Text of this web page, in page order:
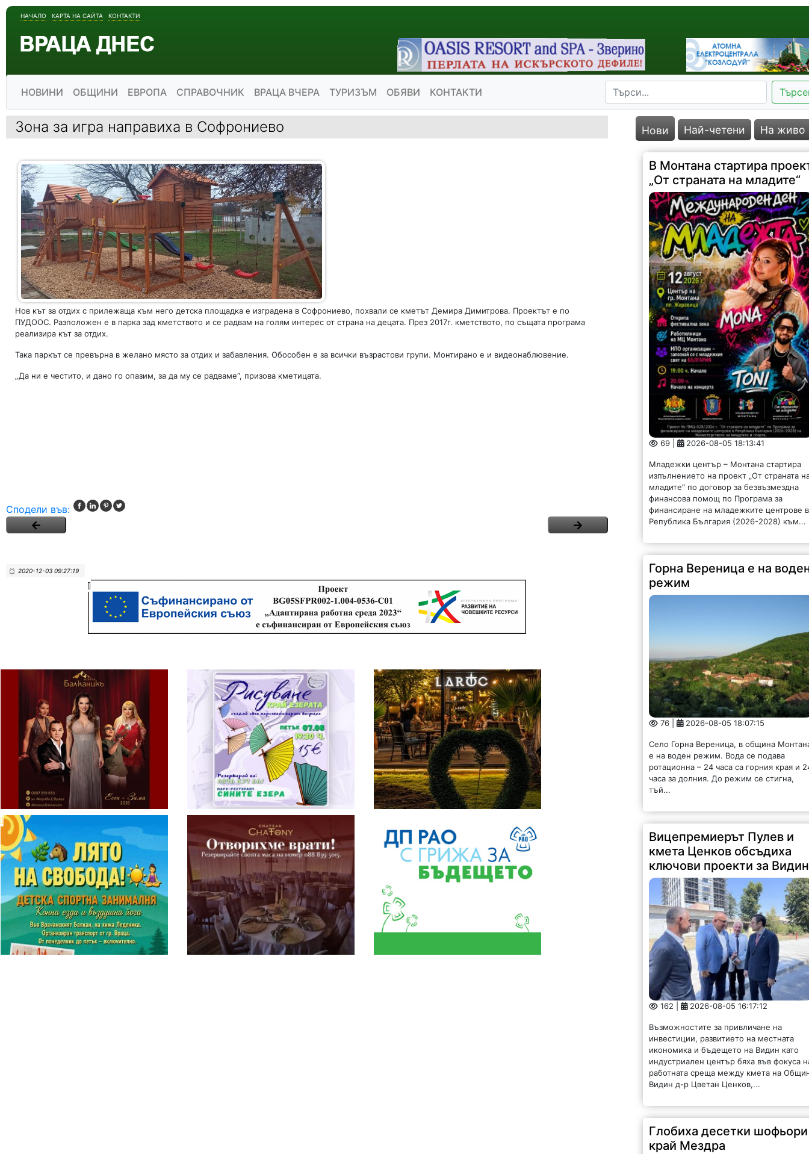
НАЧАЛО КАРТА НА САЙТА КОНТАКТИ
НОВИНИ ОБЩИНИ ЕВРОПА СПРАВОЧНИК ВРАЦА ВЧЕРА ТУРИЗЪМ ОБЯВИ КОНТАКТИ
Зона за игра направиха в Софрониево
Нов кът за отдих с прилежаща към него детска площадка е изградена в Софрониево, похвали се кметът Демира Димитрова. Проектът е по
ПУДООС. Разположен е в парка зад кметството и се радвам на голям интерес от страна на децата. През 2017г. кметството, по същата програма
реализира кът за отдих.
Така паркът се превърна в желано място за отдих и забавления. Обособен е за всички възрастови групи. Монтирано е и видеонаблювение.
„Да ни е честито, и дано го опазим, за да му се радваме“, призова кметицата.
Сподели във:
2020-12-03 09:27:19
Нови Най-четени На живо
В Монтана стартира
„От страната на младите“
69 | 2026-08-05 18:13:41
Младежки център – Монтана стартира
изпълнението на проект „От страната
младите“ по договор за безвъзмездна
финансова помощ по Програма за
финансиране на младежките центрове в
Република България (2026-2028) към...
Горна Вереница е на
режим
76 | 2026-08-05 18:07:15
Село Горна Вереница, в община
е на воден режим. Вода се подава
ротационна – 24 часа са горния края и
часа за долния. До режим се стигна,
тъй...
Вицепремиерът Пулев и
кмета Ценков обсъдиха
ключови проекти за Видин
162 | 2026-08-05 16:17:12
Възможностите за привличане на
инвестиции, развитието на местната
икономика и бъдещето на Видин като
индустриален център бяха във фокуса
работната среща между кмета на
Видин д-р Цветан Ценков,...
Глобиха десетки шофьори
край Мездра